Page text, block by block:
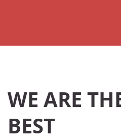
WE ARE
BEST